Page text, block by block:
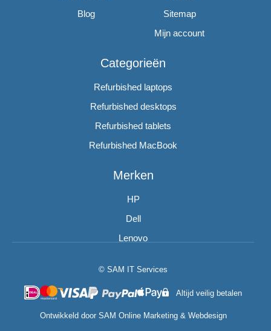
Blog
Sitemap
Mijn account
Categorieën
Refurbished laptops
Refurbished desktops
Refurbished tablets
Refurbished MacBook
Merken
HP
Dell
Lenovo
© SAM IT Services
Altijd veilig betalen
Ontwikkeld door SAM Online Marketing& Webdesign